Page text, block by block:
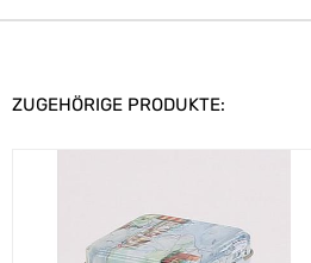
ZUGEHÖRIGE PRODUKTE: